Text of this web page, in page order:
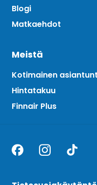
Blogi
Matkaehdot
Meistä
Kotimainen
Hintatakuu
Finnair Plus